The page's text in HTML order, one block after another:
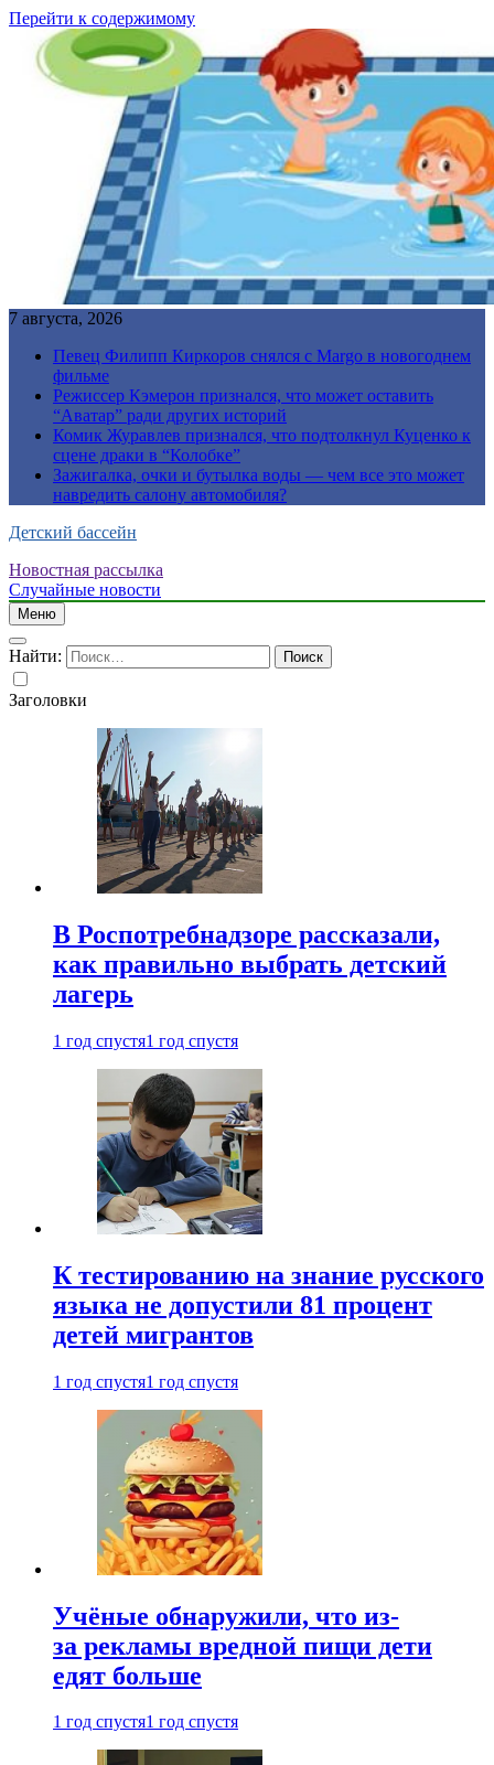
Перейти к содержимому
7 августа, 2026
Певец Филипп Киркоров снялся с Margo в новогоднем
фильме
Режиссер Кэмерон признался, что может оставить
“Аватар” ради других историй
Комик Журавлев признался, что подтолкнул Куценко к
сцене драки в “Колобке”
Зажигалка, очки и бутылка воды — чем все это может
навредить салону автомобиля?
Детский бассейн
Новостная рассылка
Случайные новости
Меню
Найти:
Заголовки
В Роспотребнадзоре рассказали,
как правильно выбрать детский
лагерь
1 год спустя1 год спустя
К тестированию на знание русского
языка не допустили 81 процент
детей мигрантов
1 год спустя1 год спустя
Учёные обнаружили, что из-
за рекламы вредной пищи дети
едят больше
1 год спустя1 год спустя